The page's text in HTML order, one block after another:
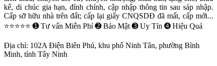
kế, di chúc gia hạn, đính chính, cập nhập thông tin sau sáp nhập.
Cấp sỡ hữu nhà trên đất; cấp lại giấy CNQSDĐ đã mất, cấp mới...
⭐⭐⭐⭐⭐ ➊ Tư vấn Miễn Phí ➋ Bảo Mật ➌ Uy Tín ➍ Hiệu Quả
Địa chỉ: 102A Điện Biên Phủ, khu phố Ninh Tân, phường Bình
Minh, tỉnh Tây Ninh